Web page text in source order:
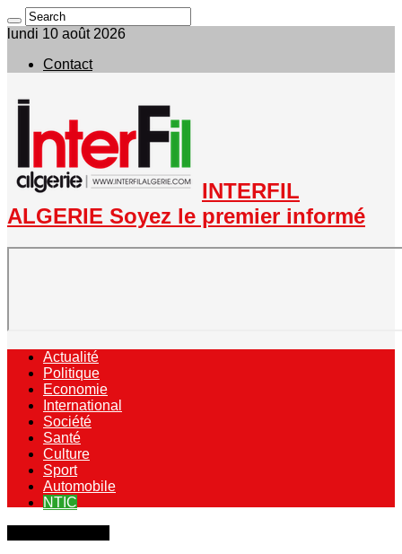
lundi 10 août 2026
Contact
INTERFIL
ALGERIE Soyez le premier informé
Actualité
Politique
Economie
International
Société
Santé
Culture
Sport
Automobile
NTIC